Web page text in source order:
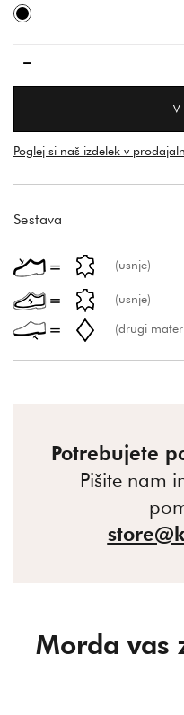
črna
V
Poglej si naš izdelek v
Sestava
(usnje)
(usnje)
(drugi
Potrebujete
Pišite nam
Morda vas